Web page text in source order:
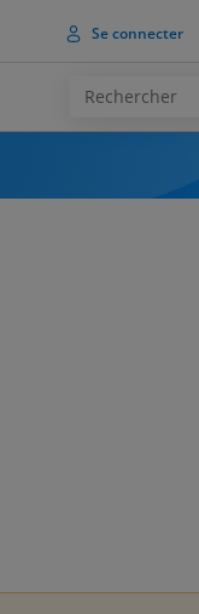
Se connecter